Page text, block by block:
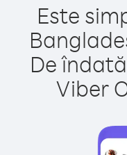
Este
De
Viber